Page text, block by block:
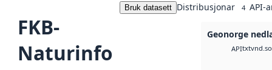
FKB-
Naturinfo
Bruk datasett Distribusjonar 4 API-
Geonorge
APItxt